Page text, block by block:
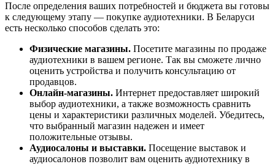
После определения ваших потребностей и бюджета вы готовы
к следующему этапу — покупке аудиотехники. В Беларуси
есть несколько способов сделать это:
Физические магазины. Посетите магазины по продаже
аудиотехники в вашем регионе. Так вы сможете лично
оценить устройства и получить консультацию от
продавцов.
Онлайн-магазины. Интернет предоставляет широкий
выбор аудиотехники, а также возможность сравнить
цены и характеристики различных моделей. Убедитесь,
что выбранный магазин надежен и имеет
положительные отзывы.
Аудиосалоны и выставки. Посещение выставок и
аудиосалонов позволит вам оценить аудиотехнику в